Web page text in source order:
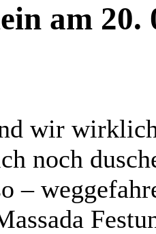
am 20.
wir
noch
–